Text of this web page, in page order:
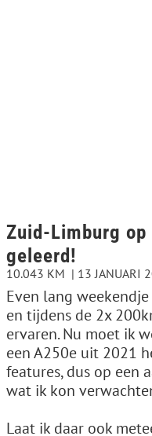
Zuid-Limburg
geleerd!
10.043 KM 13 JANUARI
Even lang
en tijdens de 2x
ervaren. Nu moet ik
een A250e uit 2021
features, dus op een
wat ik kon
Laat ik daar ook